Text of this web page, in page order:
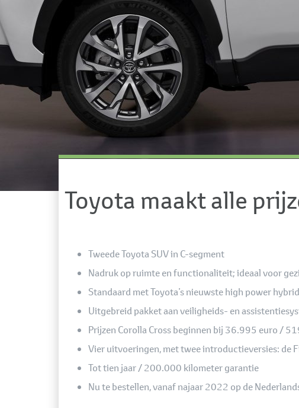
Toyota maakt alle
Tweede Toyota SUV in C-segment
Nadruk op ruimte en functionaliteit; ideaal voor
Standaard met Toyota’s nieuwste high power
Uitgebreid pakket aan veiligheids- en
Prijzen Corolla Cross beginnen bij 36.995 euro /
Vier uitvoeringen, met twee introductieversies: de
Tot tien jaar / 200.000 kilometer garantie
Nu te bestellen, vanaf najaar 2022 op de